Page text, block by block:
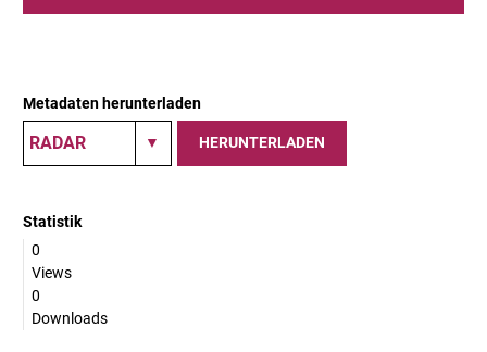
Metadaten herunterladen
HERUNTERLADEN
Statistik
0
Views
0
Downloads